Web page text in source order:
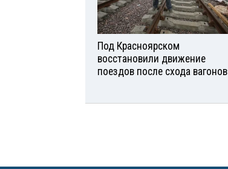
Под Красноярском
восстановили движение
поездов после схода вагонов